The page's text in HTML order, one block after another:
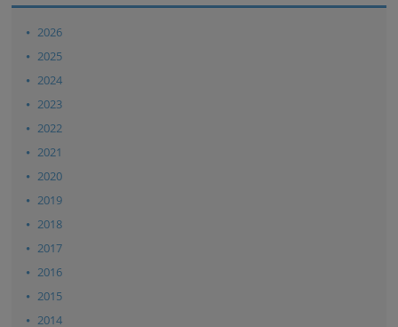
2026
2025
2024
2023
2022
2021
2020
2019
2018
2017
2016
2015
2014